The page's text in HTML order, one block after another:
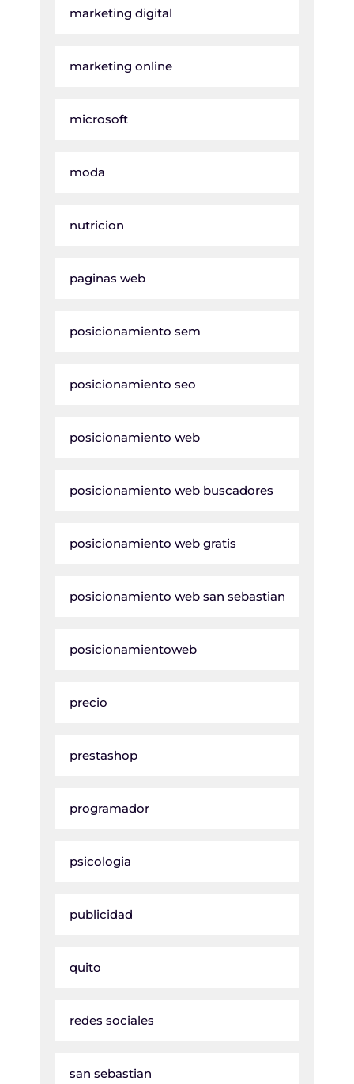
marketing digital
marketing online
microsoft
moda
nutricion
paginas web
posicionamiento sem
posicionamiento seo
posicionamiento web
posicionamiento web buscadores
posicionamiento web gratis
posicionamiento web san sebastian
posicionamientoweb
precio
prestashop
programador
psicologia
publicidad
quito
redes sociales
san sebastian